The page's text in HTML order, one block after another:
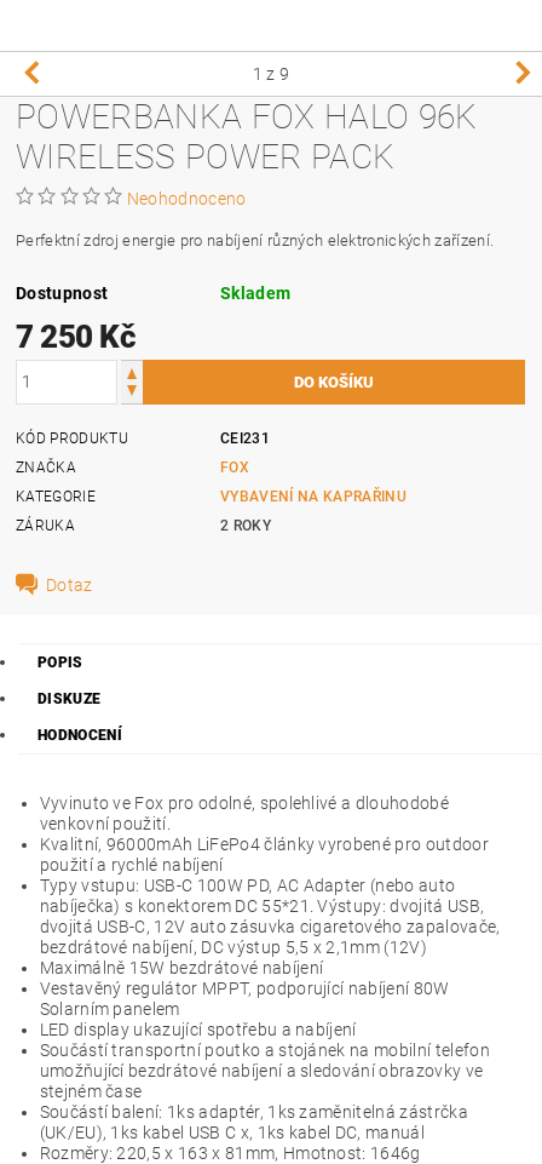
1 z 9
POWERBANKA FOX HALO 96K
WIRELESS POWER PACK
Neohodnoceno
Perfektní zdroj energie pro nabíjení různých elektronických zařízení.
Dostupnost Skladem
7 250 Kč
KÓD PRODUKTU
CEI231
ZNAČKA
FOX
KATEGORIE
VYBAVENÍ NA KAPRAŘINU
ZÁRUKA
2 ROKY
Dotaz
POPIS
DISKUZE
HODNOCENÍ
Vyvinuto ve Fox pro odolné, spolehlivé a dlouhodobé
venkovní použití.
Kvalitní, 96000mAh LiFePo4 články vyrobené pro outdoor
použití a rychlé nabíjení
Typy vstupu: USB-C 100W PD, AC Adapter (nebo auto
nabíječka) s konektorem DC 55*21. Výstupy: dvojitá USB,
dvojitá USB-C, 12V auto zásuvka cigaretového zapalovače,
bezdrátové nabíjení, DC výstup 5,5 x 2,1mm (12V)
Maximálně 15W bezdrátové nabíjení
Vestavěný regulátor MPPT, podporující nabíjení 80W
Solarním panelem
LED display ukazující spotřebu a nabíjení
Součástí transportní poutko a stojánek na mobilní telefon
umožňující bezdrátové nabíjení a sledování obrazovky ve
stejném čase
Součástí balení: 1ks adaptér, 1ks zaměnitelná zástrčka
(UK/EU), 1ks kabel USB C x, 1ks kabel DC, manuál
Rozměry: 220,5 x 163 x 81mm, Hmotnost: 1646g